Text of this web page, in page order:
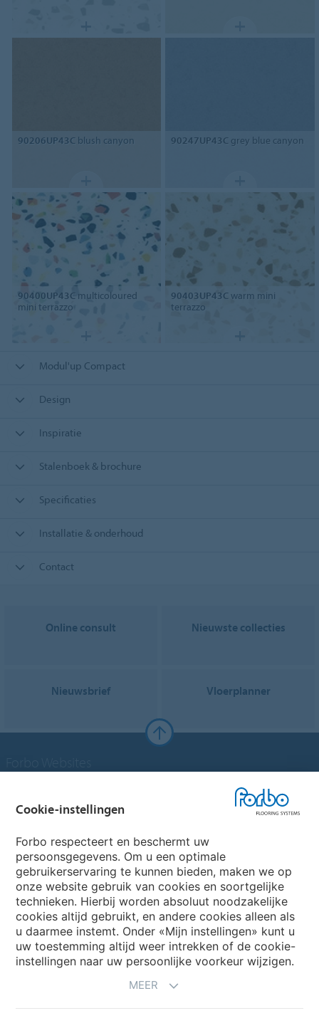
90206UP43C blush canyon 90247UP43C grey blue canyon
90400UP43Cmulticoloured
mini terrazzo
90403UP43C warm mini
terrazzo
Modul'up Compact
Design
Inspiratie
Stalenboek & brochure
Specificaties
Installatie & onderhoud
Contact
Online consult Nieuwste collecties
Nieuwsbrief Vloerplanner
Forbo Flooring Systems
Forbo Movement Systems
Kies een land
Cookie-instellingen
Forbo respecteert en beschermt uw
persoonsgegevens. Om u een optimale
gebruikerservaring te kunnen bieden, maken we op
onze website gebruik van cookies en soortgelijke
technieken. Hierbij worden absoluut noodzakelijke
cookies altijd gebruikt, en andere cookies alleen als
u daarmee instemt. Onder «Mijn instellingen» kunt u
uw toestemming altijd weer intrekken of de cookie-
instellingen naar uw persoonlijke voorkeur wijzigen.
MEER